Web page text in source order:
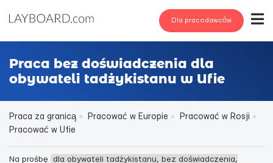
Dla pracodawców
Praca bez doświadczenia dla
obywateli tadżykistanu w Ufie
Praca za granicą Pracować w Europie
Pracować w Rosji
Pracować w Ufie
Na prośbę dla obywateli tadżykistanu, bez doświadczenia,